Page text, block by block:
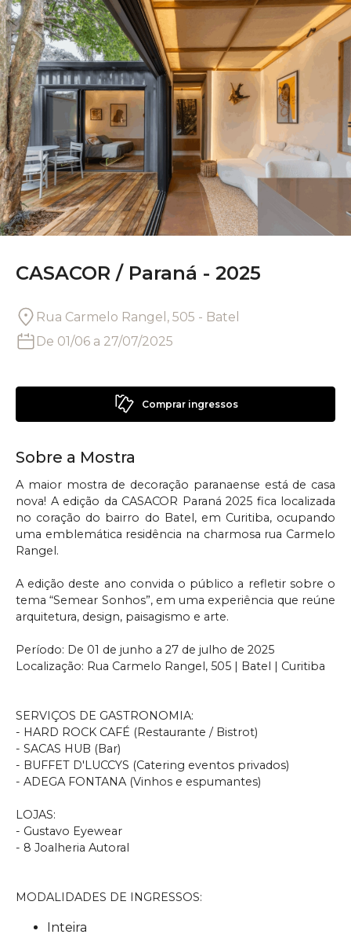
CASACOR / Paraná - 2025
Rua Carmelo Rangel, 505 - Batel
De 01/06 a 27/07/2025
Comprar ingressos
Sobre a Mostra
A maior mostra de decoração paranaense está de casa
nova! A edição da CASACOR Paraná 2025 fica localizada
no coração do bairro do Batel, em Curitiba, ocupando
uma emblemática residência na charmosa rua Carmelo
Rangel.
A edição deste ano convida o público a refletir sobre o
tema “Semear Sonhos”, em uma experiência que reúne
arquitetura, design, paisagismo e arte.
Período: De 01 de junho a 27 de julho de 2025
Localização: Rua Carmelo Rangel, 505 | Batel | Curitiba
SERVIÇOS DE GASTRONOMIA:
- HARD ROCK CAFÉ (Restaurante / Bistrot)
- SACAS HUB (Bar)
- BUFFET D'LUCCYS (Catering eventos privados)
- ADEGA FONTANA (Vinhos e espumantes)
LOJAS:
- Gustavo Eyewear
- 8 Joalheria Autoral
MODALIDADES DE INGRESSOS:
Inteira